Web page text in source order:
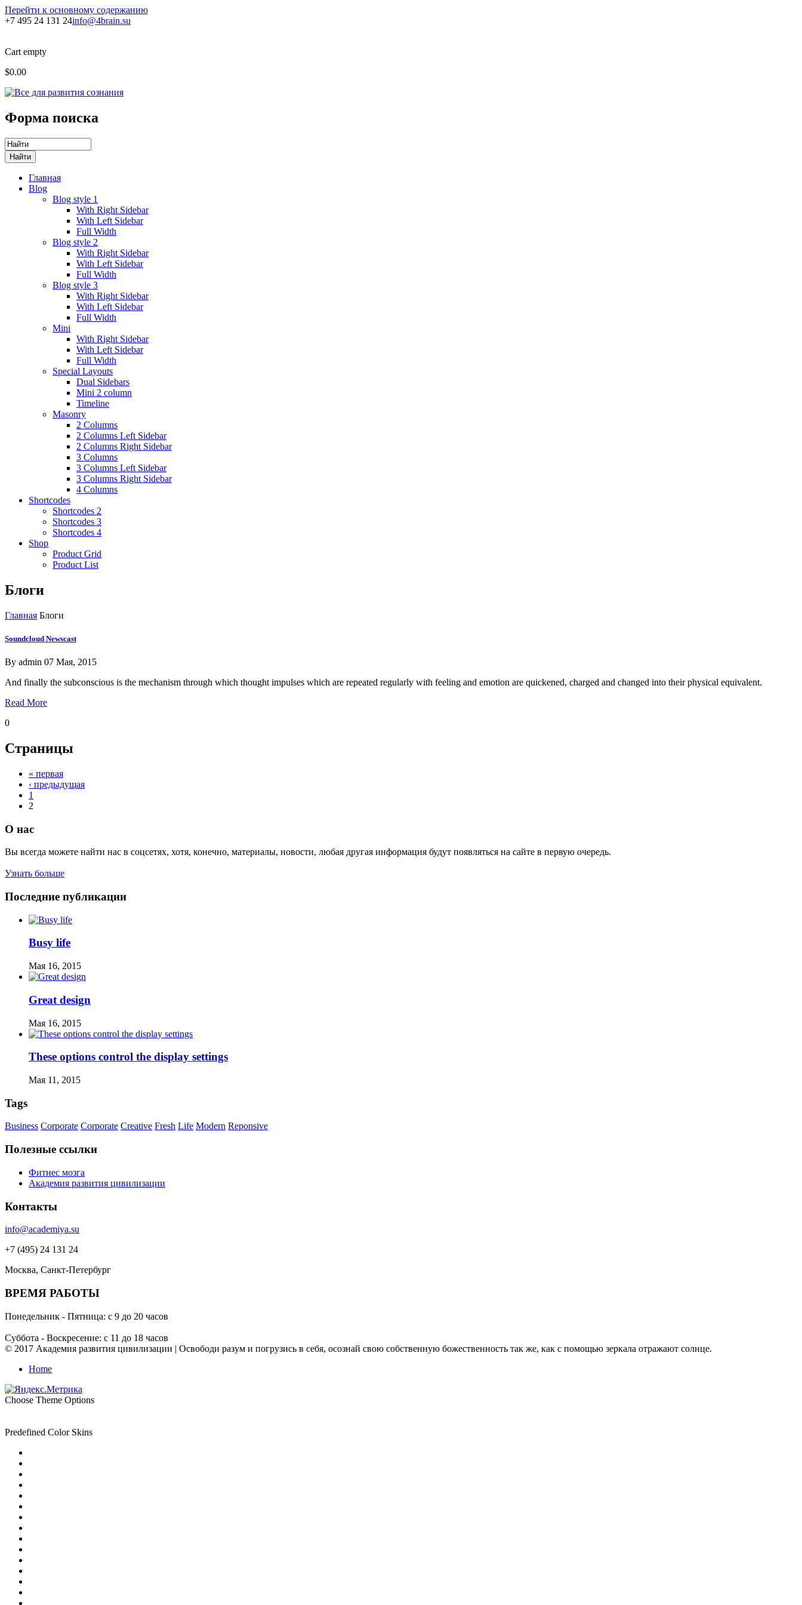
Перейти к основному содержанию
+7 495 24 131 24info@4brain.su
Cart empty
$0.00
Форма поиска
Главная
Blog
Blog style 1
With Right Sidebar
With Left Sidebar
Full Width
Blog style 2
With Right Sidebar
With Left Sidebar
Full Width
Blog style 3
With Right Sidebar
With Left Sidebar
Full Width
Mini
With Right Sidebar
With Left Sidebar
Full Width
Special Layouts
Dual Sidebars
Mini 2 column
Timeline
Masonry
2 Columns
2 Columns Left Sidebar
2 Columns Right Sidebar
3 Columns
3 Columns Left Sidebar
3 Columns Right Sidebar
4 Columns
Shortcodes
Shortcodes 2
Shortcodes 3
Shortcodes 4
Shop
Product Grid
Product List
Блоги
Главная Блоги
Soundcloud Newscast
By admin 07 Мая, 2015
And finally the subconscious is the mechanism through which thought impulses which are repeated regularly with feeling and emotion are quickened, charged and changed into their physical equivalent.
Read More
0
Страницы
« первая
‹ предыдущая
1
2
О нас
Вы всегда можете найти нас в соцсетях, хотя, конечно, материалы, новости, любая другая информация будут появляться на сайте в первую очередь.
Узнать больше
Последние публикации
Busy life
Мая 16, 2015
Great design
Мая 16, 2015
These options control the display settings
Мая 11, 2015
Tags
Business Corporate Corporate Creative Fresh Life Modern Reponsive
Полезные ссылки
Фитнес мозга
Академия развития цивилизации
Контакты
info@academiya.su
+7 (495) 24 131 24
Москва, Санкт-Петербург
ВРЕМЯ РАБОТЫ
Понедельник - Пятница: с 9 до 20 часов
Суббота - Воскресение: с 11 до 18 часов
© 2017 Академия развития цивилизации | Освободи разум и погрузись в себя, осознай свою собственную божественность так же, как с помощью зеркала отражают солнце.
Home
Choose Theme Options
Predefined Color Skins